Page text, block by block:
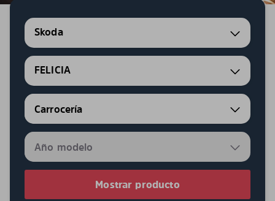
Skoda
FELICIA
Mostrar producto